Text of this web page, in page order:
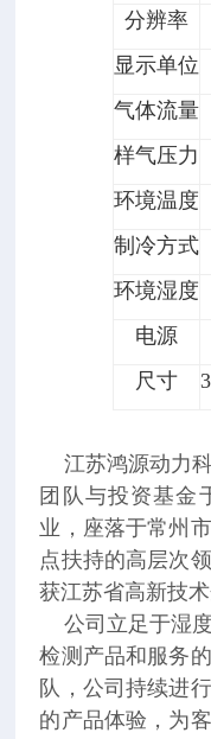
分辨率
显示单位
气体流量
样气压力
环境温度
制冷方式
环境湿度
电源
尺寸
江苏鸿源动力
团队与投资基金
业，座落于常州
点扶持的高层次
获江苏省高新技术
公司立足于湿
检测产品和服务
队，公司持续进
的产品体验，为